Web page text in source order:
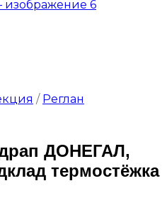
/ Реглан
ДОНЕГАЛ,
термостёжка